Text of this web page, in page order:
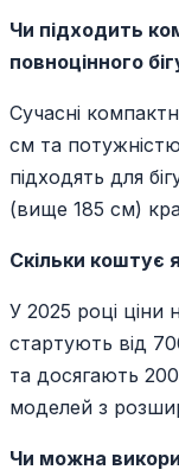
Чи підходить
повноцінного
Сучасні
см та
підходять для
(вище 185 см)
Скільки коштує
У 2025 році ціни
стартують від
та досягають
моделей з
Чи можна